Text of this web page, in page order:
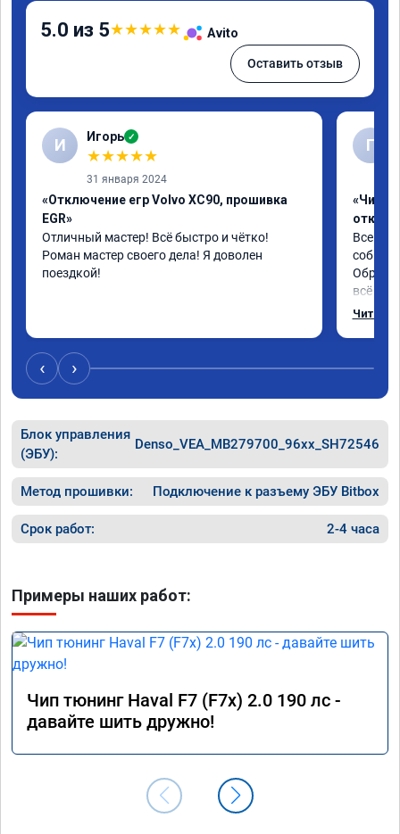
5.0 из 5★★★★★ Avito
Оставить отзыв
И Игорь ✓
★★★★★
31 января 2024
«Отключение егр Volvo XC90, прошивка
EGR»
Отличный мастер! Всё быстро и чётко!
Роман мастер своего дела! Я доволен
поездкой!
Г
«Чип
Всем
всё в
Читать
‹ ›
Блок управления
(ЭБУ):
Denso_VEA_MB279700_96xx_SH72546
Метод прошивки: Подключение к разъему ЭБУ Bitbox
Срок работ: 2-4 часа
Примеры наших работ:
Чип тюнинг Haval F7 (F7x) 2.0 190 лс -
давайте шить дружно!